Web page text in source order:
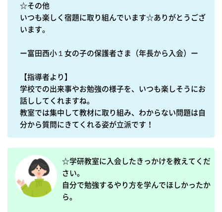
☆その他
いつも楽しく宿題に取り組んでいます☆ありがとうござ
います。
ー富田西小１女の子の保護者さま（年長から入会）ー
【指導者より】
学校での出来事やお勉強の様子を、いつも楽しそうにお
話ししてくれますね。
教室では集中して教材に取り組み、わからない問題は自
分から質問にきてくれる姿が立派です！
☆学研教室に入会したきっかけを教えてくだ
さい。
自分で勉強するやり方を学んでほしかったか
ら。